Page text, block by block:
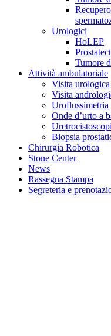
Urologici
HoLEP
Tumore
Attività ambulatoriale
Visita urologica
Visita
Uroflussimetria
Onde d’urto a
Biopsia
Chirurgia Robotica
Stone Center
News
Rassegna Stampa
Segreteria e